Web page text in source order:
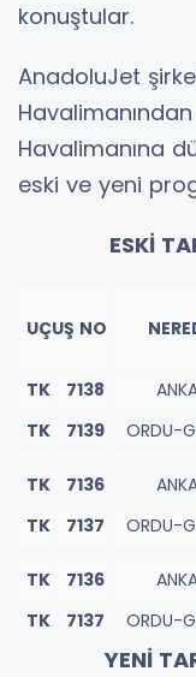
konuştular.
AnadoluJet
Havalimanına
eski ve yeni
ESKİ
UÇUŞ NO
TK
7138
TK
7139 ORDU-
TK 7136
TK
7137 ORDU-
TK 7136
TK
7137 ORDU-
YENİ